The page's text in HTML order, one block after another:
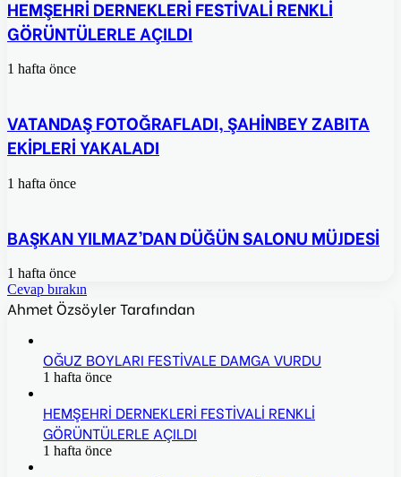
HEMŞEHRİ DERNEKLERİ FESTİVALİ RENKLİ
GÖRÜNTÜLERLE AÇILDI
1 hafta önce
VATANDAŞ FOTOĞRAFLADI, ŞAHİNBEY ZABITA
EKİPLERİ YAKALADI
1 hafta önce
BAŞKAN YILMAZ’DAN DÜĞÜN SALONU MÜJDESİ
1 hafta önce
Cevap bırakın
Ahmet Özsöyler Tarafından
OĞUZ BOYLARI FESTİVALE DAMGA VURDU
1 hafta önce
HEMŞEHRİ DERNEKLERİ FESTİVALİ RENKLİ
GÖRÜNTÜLERLE AÇILDI
1 hafta önce